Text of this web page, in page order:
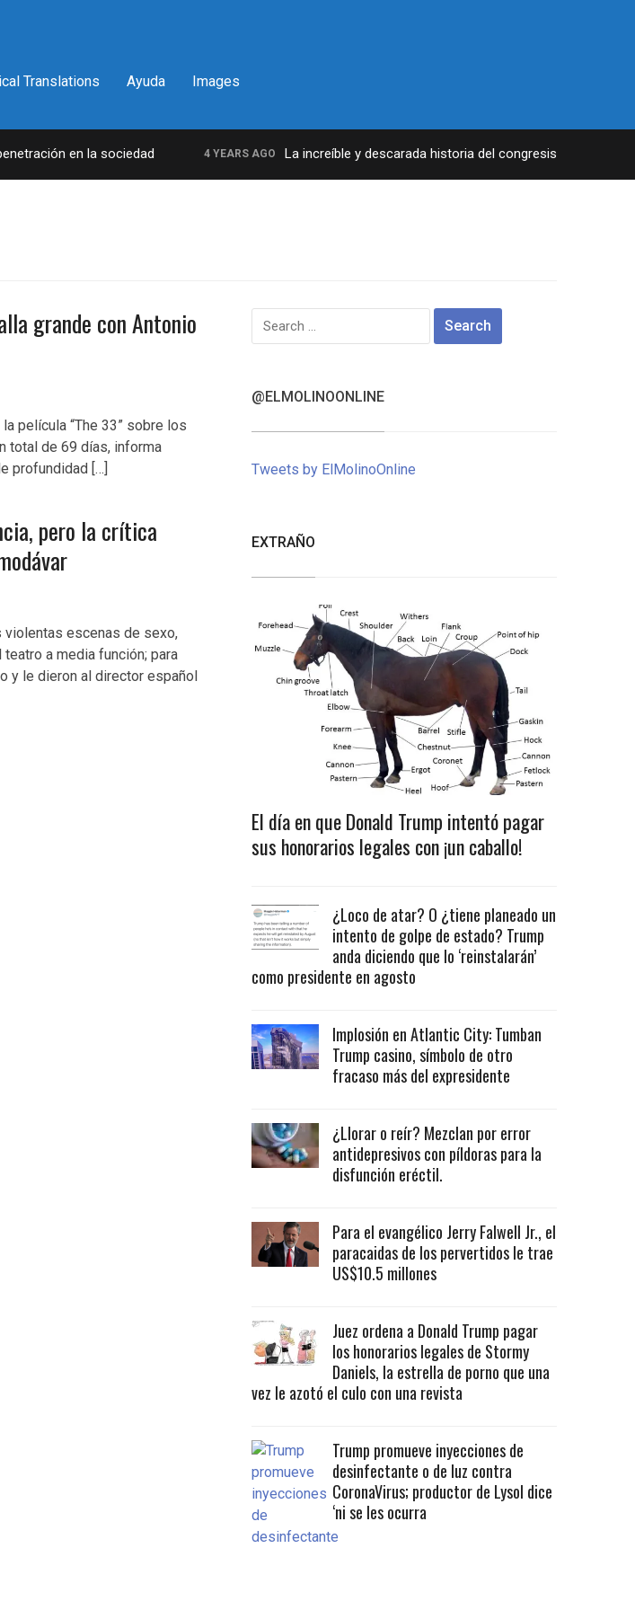
Translations Ayuda Images
en la sociedad 4 YEARS AGO La increíble y descarada historia del congresista por NY
grande con Antonio
película “The 33” sobre los
total de 69 días, informa
profundidad […]
pero la crítica
violentas escenas de sexo,
a media función; para
y le dieron al director español
Search
for:
@ELMOLINOONLINE
Tweets by ElMolinoOnline
EXTRAÑO
El día en que Donald Trump intentó pagar
sus honorarios legales con ¡un caballo!
¿Loco de atar? O ¿tiene planeado un
intento de golpe de estado? Trump
anda diciendo que lo ‘reinstalarán’
como presidente en agosto
Implosión en Atlantic City: Tumban
Trump casino, símbolo de otro
fracaso más del expresidente
¿Llorar o reír? Mezclan por error
antidepresivos con píldoras para la
disfunción eréctil.
Para el evangélico Jerry Falwell Jr., el
paracaidas de los pervertidos le trae
US$10.5 millones
Juez ordena a Donald Trump pagar
los honorarios legales de Stormy
Daniels, la estrella de porno que una
vez le azotó el culo con una revista
Trump promueve inyecciones de
desinfectante o de luz contra
CoronaVirus; productor de Lysol dice
‘ni se les ocurra